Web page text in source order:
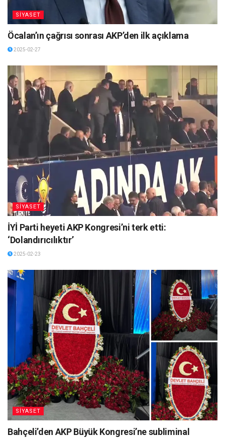
SİYASET
Öcalan’ın çağrısı sonrası AKP’den ilk açıklama
2025-02-27
SİYASET
İYİ Parti heyeti AKP Kongresi’ni terk etti:
‘Dolandırıcılıktır’
2025-02-23
SİYASET
Bahçeli’den AKP Büyük Kongresi’ne subliminal